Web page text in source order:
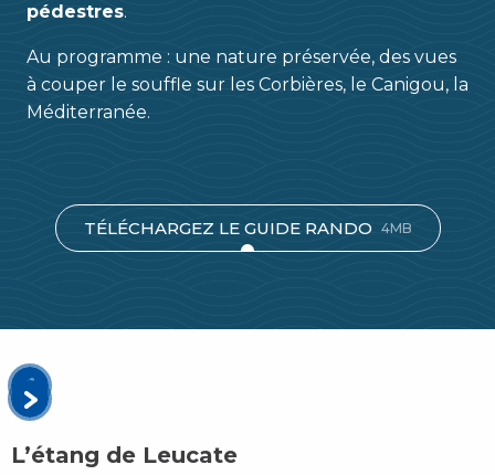
pédestres.
Au programme : une nature préservée, des vues
à couper le souffle sur les Corbières, le Canigou, la
Méditerranée.
TÉLÉCHARGEZ LE GUIDE RANDO 4MB
L’étang de Leucate